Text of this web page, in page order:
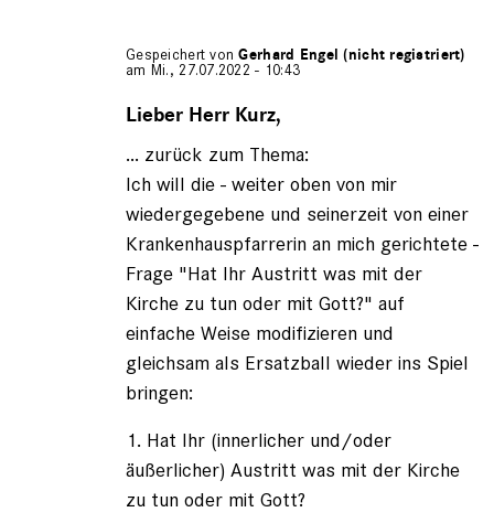
Gespeichert vonGerhard Engel (nicht registriert)
am Mi., 27.07.2022 - 10:43
auf
Fritz
Kurz
registriert)
Lieber Herr Kurz,
... zurück zum Thema:
Ich will die - weiter oben von mir
wiedergegebene und seinerzeit von einer
Krankenhauspfarrerin an mich gerichtete -
Frage "Hat Ihr Austritt was mit der
Kirche zu tun oder mit Gott?" auf
einfache Weise modifizieren und
gleichsam als Ersatzball wieder ins Spiel
bringen:
1. Hat Ihr (innerlicher und/oder
äußerlicher) Austritt was mit der Kirche
zu tun oder mit Gott?